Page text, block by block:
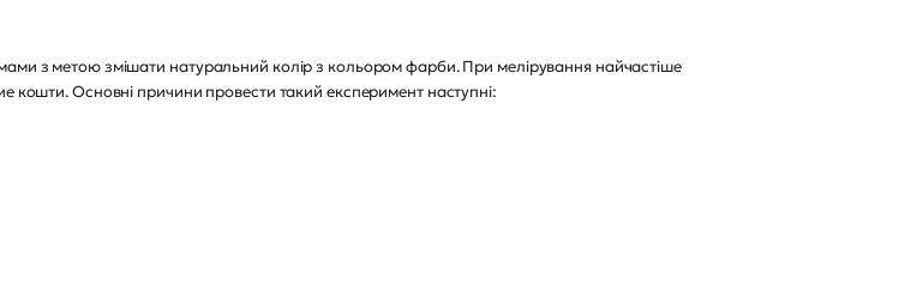
з метою змішати натуральний колір з кольором фарби. При мелірування найчастіше
кошти. Основні причини провести такий експеримент наступні: